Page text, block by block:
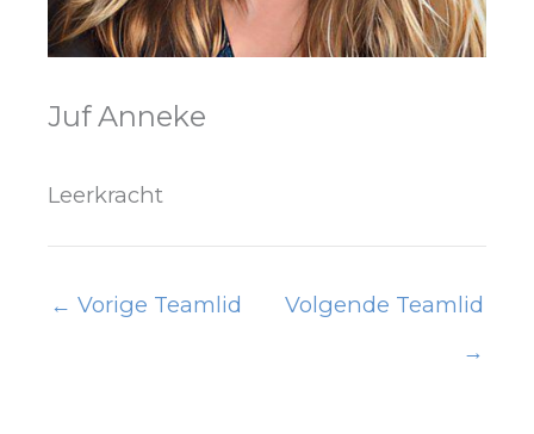
Juf Anneke
Leerkracht
← Vorige Teamlid
Volgende Teamlid
→